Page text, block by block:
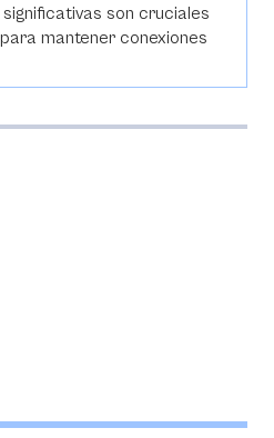
son cruciales
mantener conexiones
sentido de pertenencia.